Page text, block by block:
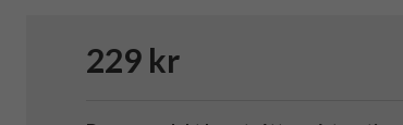
229 kr